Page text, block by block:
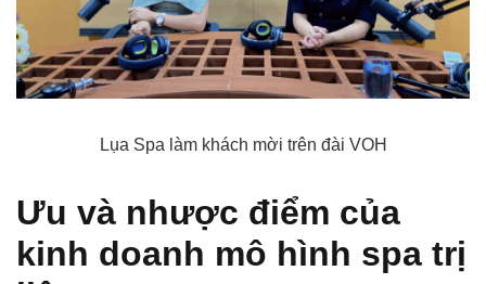
Lụa Spa làm khách mời trên đài VOH
Ưu và nhược điểm của
kinh doanh mô hình spa trị